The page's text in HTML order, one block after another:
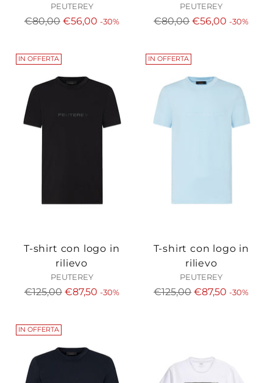
PEUTEREY
Prezzo
€80,00 €56,00 -30%
PEUTEREY
Prezzo
€80,00 €56,00 -30%
IN OFFERTA
T-shirt con logo in
rilievo
PEUTEREY
Prezzo
€125,00 €87,50 -30%
IN OFFERTA
T-shirt con logo in
rilievo
PEUTEREY
Prezzo
€125,00 €87,50 -30%
IN OFFERTA